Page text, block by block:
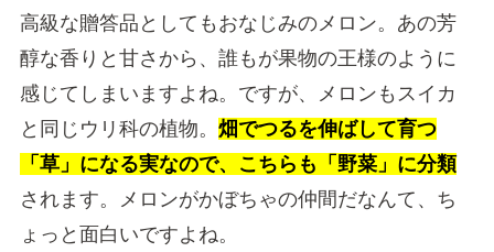
高級な贈答品としてもおなじみのメロン。あの芳
醇な香りと甘さから、誰もが果物の王様のように
感じてしまいますよね。ですが、メロンもスイカ
と同じウリ科の植物。 畑でつるを伸ばして育つ
「草」になる実なので、こちらも「野菜」に分類
されます。メロンがかぼちゃの仲間だなんて、ち
ょっと面白いですよね。